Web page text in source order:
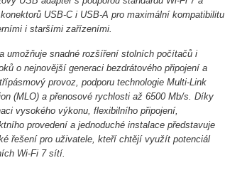
USB-C i USB-A pro maximální kompatibilitu
i staršími zařízeními.
umožňuje snadné rozšíření stolních počítačů i
o nejnovější generaci bezdrátového připojení a
provoz, podporu technologie Multi-Link
(MLO) a přenosové rychlosti až 6500 Mb/s. Díky
vysokého výkonu, flexibilního připojení,
provedení a jednoduché instalace představuje
řešení pro uživatele, kteří chtějí využít potenciál
Wi-Fi 7 sítí.